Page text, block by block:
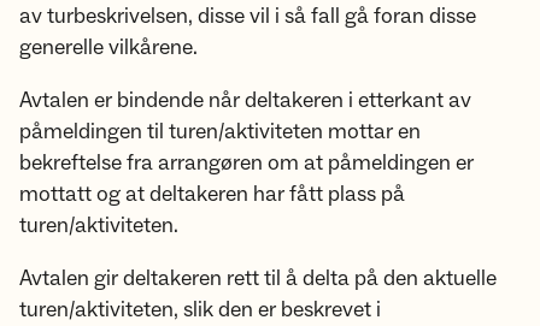
av turbeskrivelsen, disse vil i så fall gå foran disse
generelle vilkårene.
Avtalen er bindende når deltakeren i etterkant av
påmeldingen til turen/aktiviteten mottar en
bekreftelse fra arrangøren om at påmeldingen er
mottatt og at deltakeren har fått plass på
turen/aktiviteten.
Avtalen gir deltakeren rett til å delta på den aktuelle
turen/aktiviteten, slik den er beskrevet i